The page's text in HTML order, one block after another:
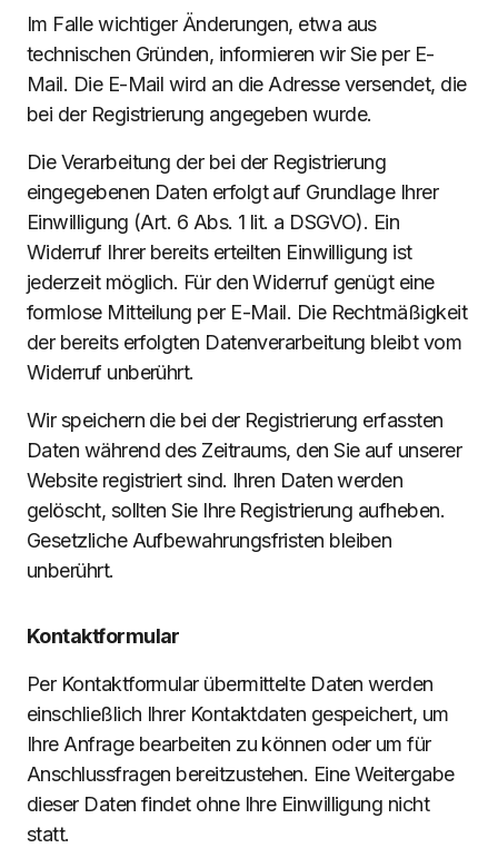
Im Falle wichtiger Änderungen, etwa aus
technischen Gründen, informieren wir Sie per E-
Mail. Die E-Mail wird an die Adresse versendet, die
bei der Registrierung angegeben wurde.
Die Verarbeitung der bei der Registrierung
eingegebenen Daten erfolgt auf Grundlage Ihrer
Einwilligung (Art. 6 Abs. 1 lit. a DSGVO). Ein
Widerruf Ihrer bereits erteilten Einwilligung ist
jederzeit möglich. Für den Widerruf genügt eine
formlose Mitteilung per E-Mail. Die Rechtmäßigkeit
der bereits erfolgten Datenverarbeitung bleibt vom
Widerruf unberührt.
Wir speichern die bei der Registrierung erfassten
Daten während des Zeitraums, den Sie auf unserer
Website registriert sind. Ihren Daten werden
gelöscht, sollten Sie Ihre Registrierung aufheben.
Gesetzliche Aufbewahrungsfristen bleiben
unberührt.
Kontaktformular
Per Kontaktformular übermittelte Daten werden
einschließlich Ihrer Kontaktdaten gespeichert, um
Ihre Anfrage bearbeiten zu können oder um für
Anschlussfragen bereitzustehen. Eine Weitergabe
dieser Daten findet ohne Ihre Einwilligung nicht
statt.